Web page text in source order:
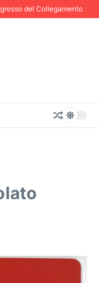
del Collegamento